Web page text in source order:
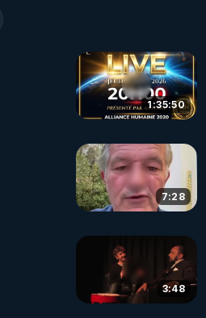
1:35:50
7:28
3:48